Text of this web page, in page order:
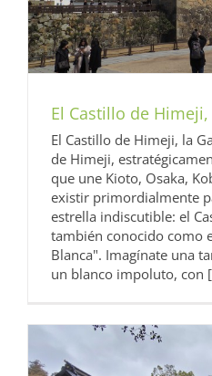
El Castillo de
El Castillo de Himeji, la
de Himeji,
que une Kioto, Osaka,
existir primordialmente
estrella indiscutible: el
también conocido como
Blanca". Imagínate una
un blanco impoluto, con